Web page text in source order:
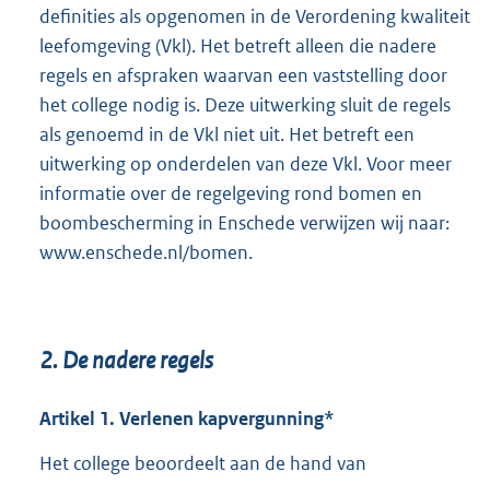
definities als opgenomen in de Verordening kwaliteit
leefomgeving (Vkl). Het betreft alleen die nadere
regels en afspraken waarvan een vaststelling door
het college nodig is. Deze uitwerking sluit de regels
als genoemd in de Vkl niet uit. Het betreft een
uitwerking op onderdelen van deze Vkl. Voor meer
informatie over de regelgeving rond bomen en
boombescherming in Enschede verwijzen wij naar:
www.enschede.nl/bomen.
2. De nadere regels
Artikel 1. Verlenen kapvergunning*
Het college beoordeelt aan de hand van